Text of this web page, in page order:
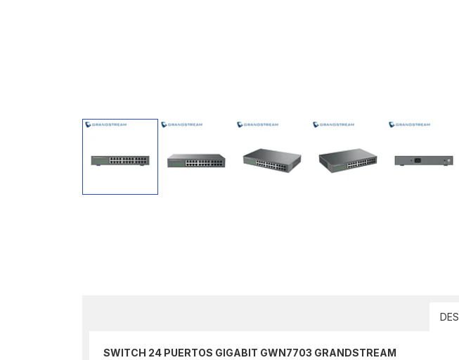
SWITCH 24 PUERTOS GIGABIT GWN7703 GRANDSTREAM